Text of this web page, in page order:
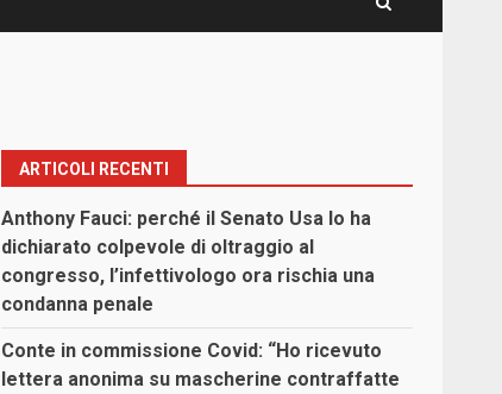
ARTICOLI RECENTI
Anthony Fauci: perché il Senato Usa lo ha
dichiarato colpevole di oltraggio al
congresso, l’infettivologo ora rischia una
condanna penale
Conte in commissione Covid: “Ho ricevuto
lettera anonima su mascherine contraffatte